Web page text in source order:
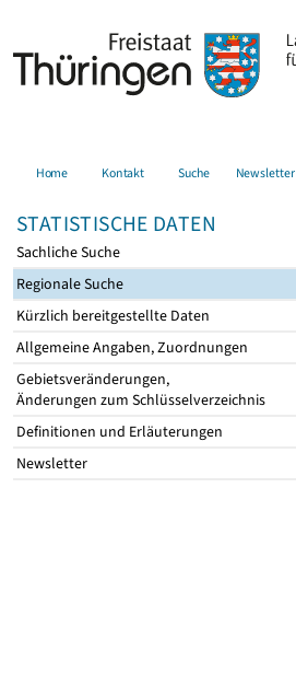
Home Kontakt Suche Newsletter
STATISTISCHE DATEN
Sachliche Suche
Regionale Suche
Kürzlich bereitgestellte Daten
Allgemeine Angaben, Zuordnungen
Gebietsveränderungen,
Änderungen zum Schlüsselverzeichnis
Definitionen und Erläuterungen
Newsletter